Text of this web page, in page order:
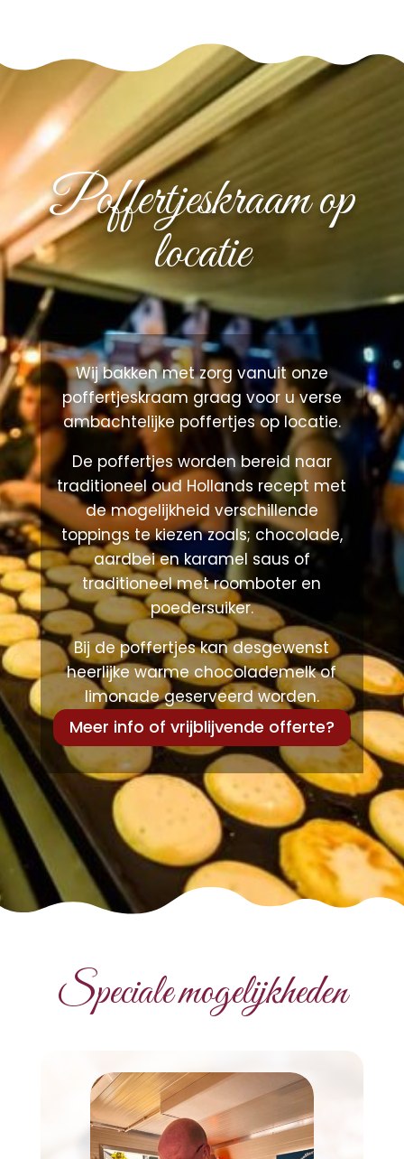
Poffertjeskraam op
locatie
Wij bakken met zorg vanuit onze
poffertjeskraam graag voor u verse
ambachtelijke poffertjes op locatie.
De poffertjes worden bereid naar
traditioneel oud Hollands recept met
de mogelijkheid verschillende
toppings te kiezen zoals; chocolade,
aardbei en karamel saus of
traditioneel met roomboter en
poedersuiker.
Bij de poffertjes kan desgewenst
heerlijke warme chocolademelk of
limonade geserveerd worden.
Meer info of vrijblijvende offerte?
Speciale mogelijkheden